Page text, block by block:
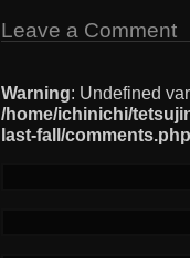
Leave a Comment
Warning: Undefined
/home/ichinichi/
last-fall/comments.php